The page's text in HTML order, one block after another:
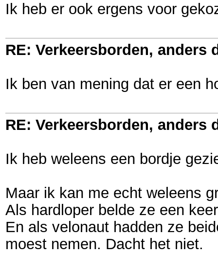
Ik heb er ook ergens voor
RE: Verkeersborden, anders
Ik ben van mening dat er een
RE: Verkeersborden, anders
Ik heb weleens een bordje
Maar ik kan me echt weleens
Als hardloper belde ze een
En als velonaut hadden ze
moest nemen. Dacht het niet.